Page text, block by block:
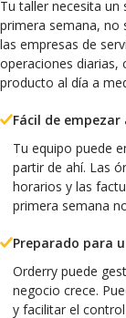
Tu taller necesita un
primera semana, no
las empresas de
operaciones diarias,
producto al día a
Fácil de
Tu equipo puede
partir de ahí. Las
horarios y las
primera semana
Preparado para
Orderry puede
negocio crece.
y facilitar el